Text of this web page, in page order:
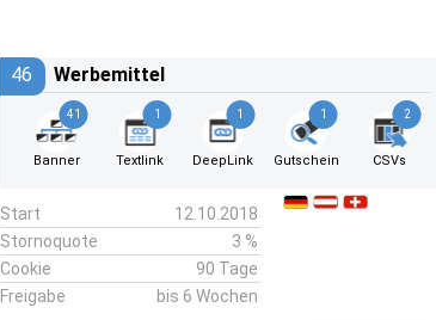
46 Werbemittel
41
Banner
1
Textlink
1
DeepLink
1
Gutschein
2
CSVs
Start
12.10.2018
Stornoquote
3 %
Cookie
90 Tage
Freigabe
bis 6 Wochen